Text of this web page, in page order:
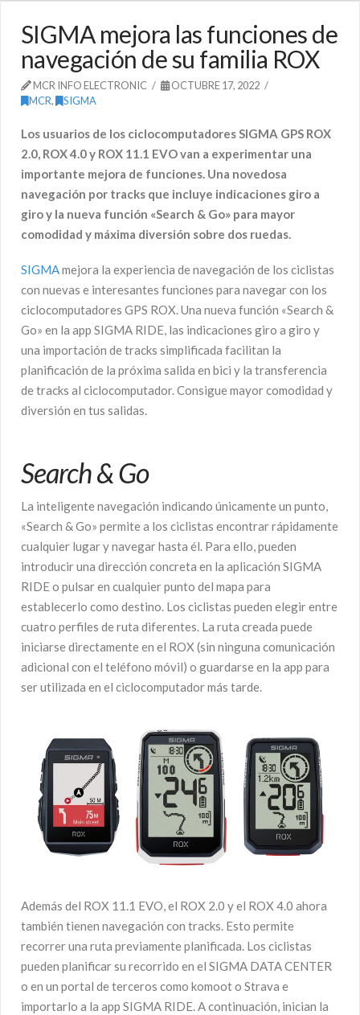
SIGMA mejora las funciones de
navegación de su familia ROX
MCR INFO ELECTRONIC
OCTUBRE 17, 2022
MCR, SIGMA
Los usuarios de los ciclocomputadores SIGMA GPS ROX
2.0, ROX 4.0 y ROX 11.1 EVO van a experimentar una
importante mejora de funciones. Una novedosa
navegación por tracks que incluye indicaciones giro a
giro y la nueva función «Search & Go» para mayor
comodidad y máxima diversión sobre dos ruedas.
SIGMAmejora la experiencia de navegación de los ciclistas
con nuevas e interesantes funciones para navegar con los
ciclocomputadores GPS ROX. Una nueva función «Search &
Go» en la app SIGMA RIDE, las indicaciones giro a giro y
una importación de tracks simplificada facilitan la
planificación de la próxima salida en bici y la transferencia
de tracks al ciclocomputador. Consigue mayor comodidad y
diversión en tus salidas.
Search & Go
La inteligente navegación indicando únicamente un punto,
«Search & Go» permite a los ciclistas encontrar rápidamente
cualquier lugar y navegar hasta él. Para ello, pueden
introducir una dirección concreta en la aplicación SIGMA
RIDE o pulsar en cualquier punto del mapa para
establecerlo como destino. Los ciclistas pueden elegir entre
cuatro perfiles de ruta diferentes. La ruta creada puede
iniciarse directamente en el ROX (sin ninguna comunicación
adicional con el teléfono móvil) o guardarse en la app para
ser utilizada en el ciclocomputador más tarde.
Además del ROX 11.1 EVO, el ROX 2.0 y el ROX 4.0 ahora
también tienen navegación con tracks. Esto permite
recorrer una ruta previamente planificada. Los ciclistas
pueden planificar su recorrido en el SIGMA DATA CENTER
o en un portal de terceros como komoot o Strava e
importarlo a la app SIGMA RIDE. A continuación, inician la